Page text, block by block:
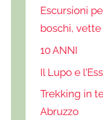
Escursioni
boschi,
10 ANNI
Il Lupo e
Trekking in
Abruzzo